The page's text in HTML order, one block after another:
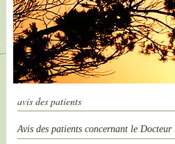
avis des patients
Avis des patients concernant le